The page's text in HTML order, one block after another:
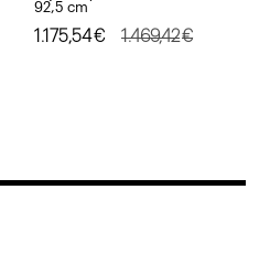
92,5 cm
1.469,42€
El
1.175,54€
El